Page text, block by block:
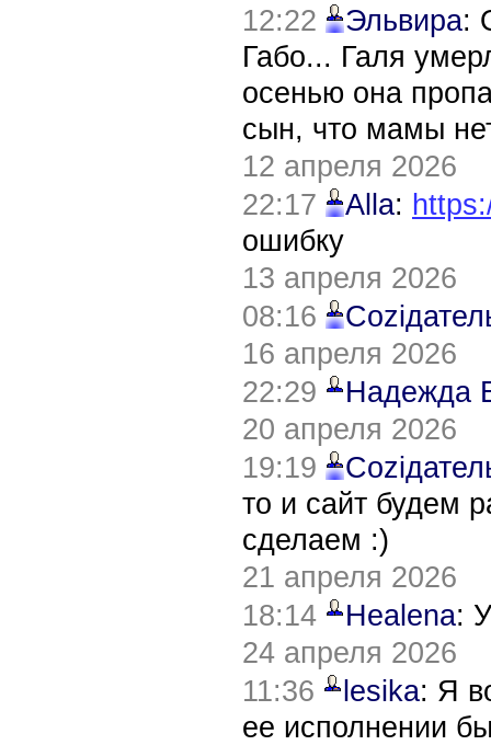
12:22
Эльвира:
Габо... Галя
осенью она
сын, что мамы
12 апреля 2026
22:17
Alla:
ошибку
13 апреля 2026
08:16
16 апреля 2026
22:29
Надежда
20 апреля 2026
19:19
то и сайт будем
сделаем :)
21 апреля 2026
18:14
Healena:
24 апреля 2026
11:36
lesika: Я
ее исполнении